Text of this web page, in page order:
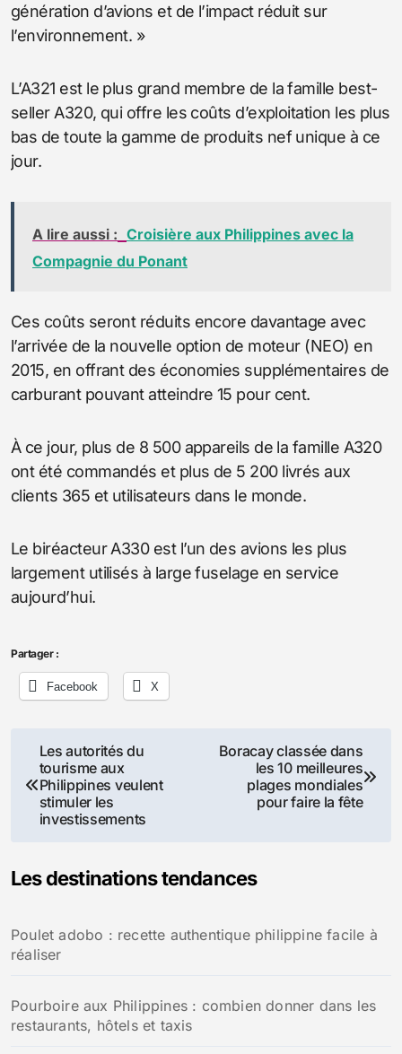
génération d’avions et de l’impact réduit sur
l’environnement. »
L’A321 est le plus grand membre de la famille best-
seller A320, qui offre les coûts d’exploitation les plus
bas de toute la gamme de produits nef unique à ce
jour.
A lire aussi : Croisière aux Philippines avec la
Compagnie du Ponant
Ces coûts seront réduits encore davantage avec
l’arrivée de la nouvelle option de moteur (NEO) en
2015, en offrant des économies supplémentaires de
carburant pouvant atteindre 15 pour cent.
À ce jour, plus de 8 500 appareils de la famille A320
ont été commandés et plus de 5 200 livrés aux
clients 365 et utilisateurs dans le monde.
Le biréacteur A330 est l’un des avions les plus
largement utilisés à large fuselage en service
aujourd’hui.
Partager :
Facebook X
Navigation
de
l’article
Les autorités du
tourisme aux
Philippines veulent
stimuler les
investissements
Boracay classée dans
les 10 meilleures
plages mondiales
pour faire la fête
Les destinations tendances
Poulet adobo : recette authentique philippine facile à
réaliser
Pourboire aux Philippines : combien donner dans les
restaurants, hôtels et taxis